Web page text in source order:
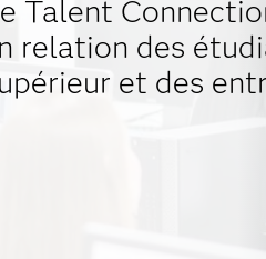
Talent
relation des
et des